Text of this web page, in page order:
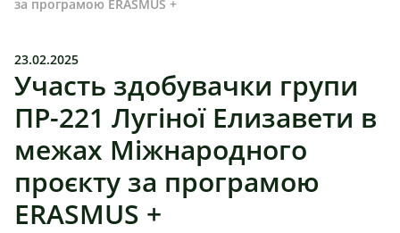
за програмою ERASMUS +
23.02.2025
Участь здобувачки групи
ПР-221 Лугіної Елизавети в
межах Міжнародного
проєкту за програмою
ERASMUS +